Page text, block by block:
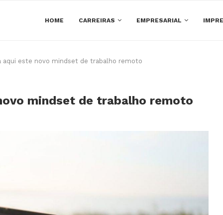
HOME CARREIRAS EMPRESARIAL
aqui este novo mindset de trabalho remoto
mindset de trabalho remoto